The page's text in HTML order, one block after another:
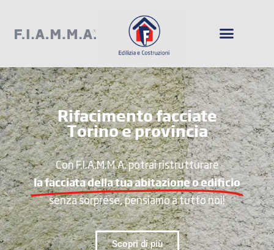
Rifacimento facciate
Torino e provincia
Con F.I.A.M.M.A. potrai ristrutturare
la facciata della tua abitazione o edificio
senza sorprese, pensiamo a tutto noi!
Scopri di più